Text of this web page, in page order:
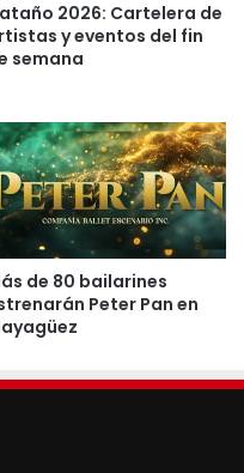
y convertirse en un
a Daddy Yankee
Cruz sigue siendo «el
dirección que busca,
la cultura y
gente.
Música
2026: Cartelera de
y eventos del fin
semana
de 80 bailarines
Peter Pan en